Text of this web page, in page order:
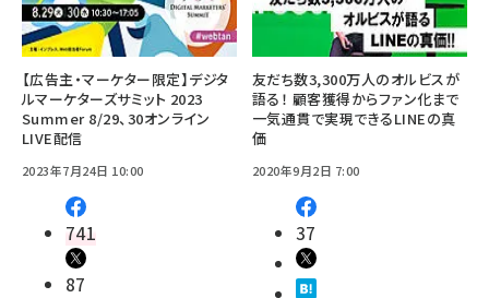
【広告主・マーケター限定】デジタ
ルマーケターズサミット 2023
Summer 8/29、30オンライン
LIVE配信
2023年7月24日 10:00
741
87
友だち数3,300万人のオルビスが
語る！ 顧客獲得からファン化まで
一気通貫で実現できるLINEの真
価
2020年9月2日 7:00
37